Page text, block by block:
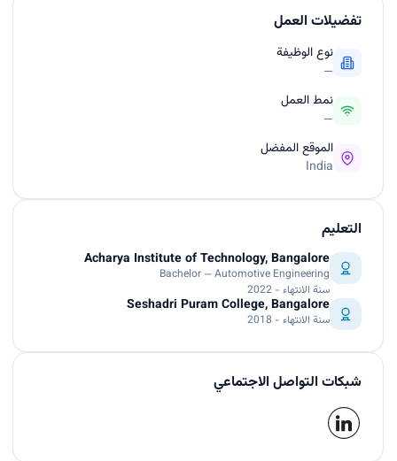
تفضيلات العمل
نوع الوظيفة
—
نمط العمل
—
الموقع المفضل
India
التعليم
Acharya Institute of Technology, Bangalore
Bachelor — Automotive Engineering
سنة الانتهاء - 2022
Seshadri Puram College, Bangalore
سنة الانتهاء - 2018
شبكات التواصل الاجتماعي